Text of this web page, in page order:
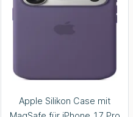
Apple Silikon Case mit